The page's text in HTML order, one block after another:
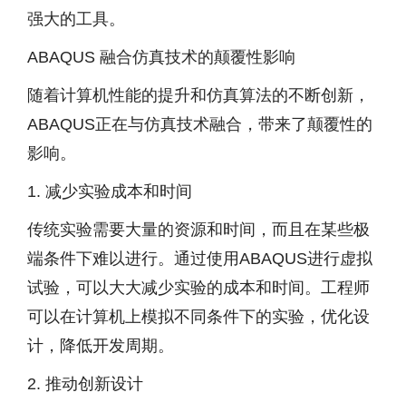
强大的工具。
ABAQUS 融合仿真技术的颠覆性影响
随着计算机性能的提升和仿真算法的不断创新，
ABAQUS正在与仿真技术融合，带来了颠覆性的
影响。
1. 减少实验成本和时间
传统实验需要大量的资源和时间，而且在某些极
端条件下难以进行。通过使用ABAQUS进行虚拟
试验，可以大大减少实验的成本和时间。工程师
可以在计算机上模拟不同条件下的实验，优化设
计，降低开发周期。
2. 推动创新设计